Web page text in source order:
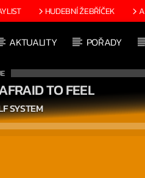
HUDEBNÍ ŽEBŘÍČEK
AKTUALITY POŘADY
TO FEEL
SYSTEM